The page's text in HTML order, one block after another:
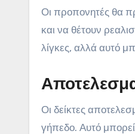
Οι προπονητές θα
και να θέτουν
λίγκες, αλλά αυτό
Οι δείκτες
γήπεδο. Αυτό